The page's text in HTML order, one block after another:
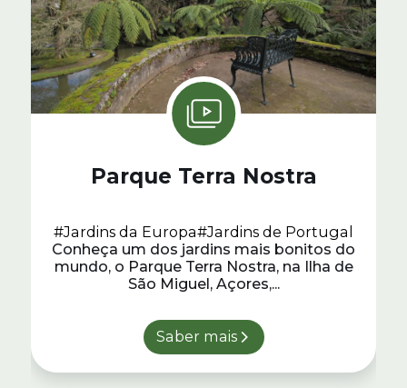
Parque Terra Nostra
#Jardins da Europa#Jardins de Portugal
Conheça um dos jardins mais bonitos do
mundo, o Parque Terra Nostra, na Ilha de
São Miguel, Açores,...
Saber mais